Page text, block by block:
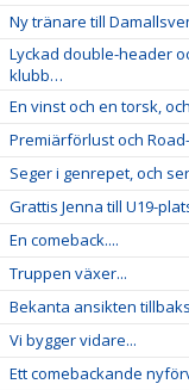
Ny tränare till
Lyckad double-header
klubb…
En vinst och en torsk,
Premiärförlust och
Seger i genrepet, och
Grattis Jenna till U19-
En comeback....
Truppen växer...
Bekanta ansikten
Vi bygger vidare...
Ett comebackande